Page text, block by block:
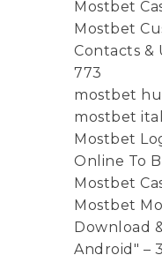
Mostbet
Mostbet
Contacts &
773
mostbet
mostbet
Mostbet
Online To
Mostbet
Mostbet
Download
Android" –